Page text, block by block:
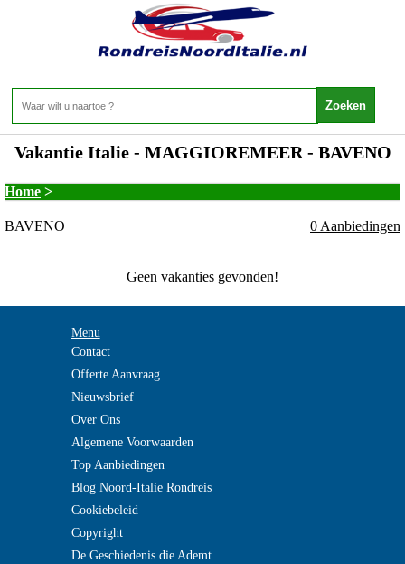
Vakantie Italie - MAGGIOREMEER - BAVENO
Home >
BAVENO 0 Aanbiedingen
Geen vakanties gevonden!
Menu
Contact
Offerte Aanvraag
Nieuwsbrief
Over Ons
Algemene Voorwaarden
Top Aanbiedingen
Blog Noord-Italie Rondreis
Cookiebeleid
Copyright
De Geschiedenis die Ademt